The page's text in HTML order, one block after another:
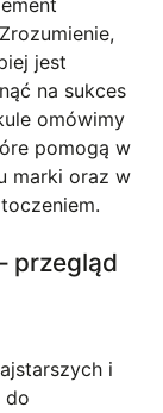
jest
na sukces
omówimy
pomogą w
marki oraz w
przegląd
i
do